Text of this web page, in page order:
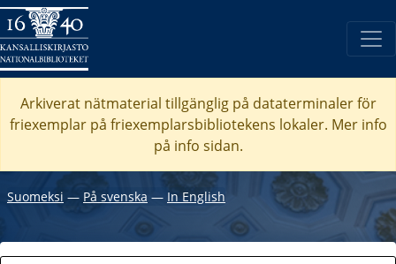
Arkiverat nätmaterial tillgänglig på dataterminaler för
friexemplar på friexemplarsbibliotekens lokaler. Mer info
på info sidan.
Suomeksi ― På svenska ― In English